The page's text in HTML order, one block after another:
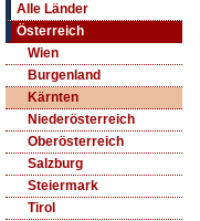
Alle Länder
Österreich
Wien
Burgenland
Kärnten
Niederösterreich
Oberösterreich
Salzburg
Steiermark
Tirol